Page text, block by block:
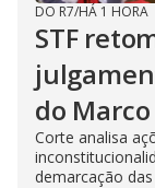
DO R7/HÁ 1 HORA
STF
do
Corte analisa
demarcação